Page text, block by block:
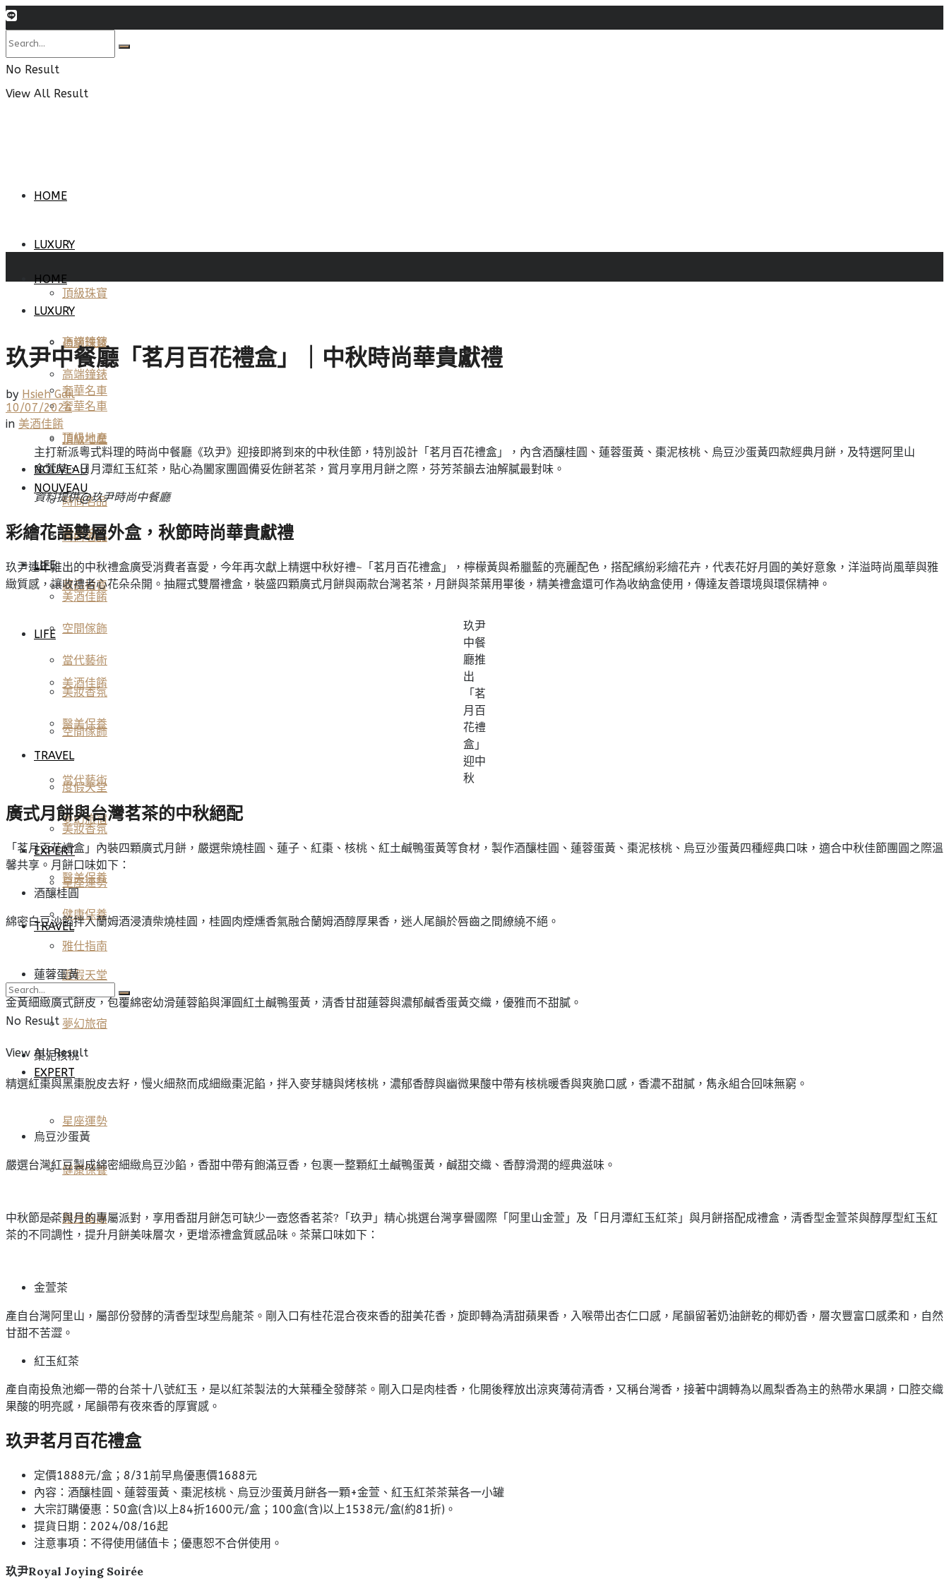
No Result
View All Result
HOME
LUXURY
頂級珠寶
高端鐘錶
奢華名車
頂級地產
NOUVEAU
時尚名品
藏品拍賣
LIFE
美酒佳餚
空間傢飾
當代藝術
美妝香氛
醫美保養
TRAVEL
度假天堂
夢幻旅宿
EXPERT
星座運勢
健康保養
雅仕指南
HOME
LUXURY
頂級珠寶
高端鐘錶
奢華名車
頂級地產
NOUVEAU
時尚名品
藏品拍賣
LIFE
美酒佳餚
空間傢飾
當代藝術
美妝香氛
醫美保養
TRAVEL
度假天堂
夢幻旅宿
EXPERT
星座運勢
健康保養
雅仕指南
No Result
View All Result
玖尹中餐廳「茗月百花禮盒」｜中秋時尚華貴獻禮
by Hsieh Gail
10/07/2024
in 美酒佳餚
主打新派粵式料理的時尚中餐廳《玖尹》迎接即將到來的中秋佳節，特別設計「茗月百花禮盒」，內含酒釀桂圓、蓮蓉蛋黃、棗泥核桃、烏豆沙蛋黃四款經典月餅，及特選阿里山
金萱茶、日月潭紅玉紅茶，貼心為闔家團圓備妥佐餅茗茶，賞月享用月餅之際，芬芳茶韻去油解膩最對味。
資料提供@玖尹時尚中餐廳
彩繪花語雙層外盒，秋節時尚華貴獻禮
玖尹連年推出的中秋禮盒廣受消費者喜愛，今年再次獻上精選中秋好禮~「茗月百花禮盒」，檸檬黃與希臘藍的亮麗配色，搭配繽紛彩繪花卉，代表花好月圓的美好意象，洋溢時尚風華與雅
緻質感，讓收禮者心花朵朵開。抽屜式雙層禮盒，裝盛四顆廣式月餅與兩款台灣茗茶，月餅與茶葉用畢後，精美禮盒還可作為收納盒使用，傳達友善環境與環保精神。
玖尹
中餐
廳推
出
「茗
月百
花禮
盒」
迎中
秋
廣式月餅與台灣茗茶的中秋絕配
「茗月百花禮盒」內裝四顆廣式月餅，嚴選柴燒桂圓、蓮子、紅棗、核桃、紅土鹹鴨蛋黃等食材，製作酒釀桂圓、蓮蓉蛋黃、棗泥核桃、烏豆沙蛋黃四種經典口味，適合中秋佳節團圓之際溫
馨共享。月餅口味如下：
酒釀桂圓
綿密白豆沙餡拌入蘭姆酒浸漬柴燒桂圓，桂圓肉煙燻香氣融合蘭姆酒醇厚果香，迷人尾韻於唇齒之間繚繞不絕。
蓮蓉蛋黃
金黃細緻廣式餅皮，包覆綿密幼滑蓮蓉餡與渾圓紅土鹹鴨蛋黃，清香甘甜蓮蓉與濃郁鹹香蛋黃交織，優雅而不甜膩。
棗泥核桃
精選紅棗與黑棗脫皮去籽，慢火細熬而成細緻棗泥餡，拌入麥芽糖與烤核桃，濃郁香醇與幽微果酸中帶有核桃暖香與爽脆口感，香濃不甜膩，雋永組合回味無窮。
烏豆沙蛋黃
嚴選台灣紅豆製成綿密細緻烏豆沙餡，香甜中帶有飽滿豆香，包裹一整顆紅土鹹鴨蛋黃，鹹甜交織、香醇滑潤的經典滋味。
中秋節是茶與月的專屬派對，享用香甜月餅怎可缺少一壺悠香茗茶?「玖尹」精心挑選台灣享譽國際「阿里山金萱」及「日月潭紅玉紅茶」與月餅搭配成禮盒，清香型金萱茶與醇厚型紅玉紅
茶的不同調性，提升月餅美味層次，更增添禮盒質感品味。茶葉口味如下：
金萱茶
產自台灣阿里山，屬部份發酵的清香型球型烏龍茶。剛入口有桂花混合夜來香的甜美花香，旋即轉為清甜蘋果香，入喉帶出杏仁口感，尾韻留著奶油餅乾的椰奶香，層次豐富口感柔和，自然
甘甜不苦澀。
紅玉紅茶
產自南投魚池鄉一帶的台茶十八號紅玉，是以紅茶製法的大葉種全發酵茶。剛入口是肉桂香，化開後釋放出涼爽薄荷清香，又稱台灣香，接著中調轉為以鳳梨香為主的熱帶水果調，口腔交織
果酸的明亮感，尾韻帶有夜來香的厚實感。
玖尹茗月百花禮盒
定價1888元/盒；8/31前早鳥優惠價1688元
內容：酒釀桂圓、蓮蓉蛋黃、棗泥核桃、烏豆沙蛋黃月餅各一顆+金萱、紅玉紅茶茶葉各一小罐
大宗訂購優惠：50盒(含)以上84折1600元/盒；100盒(含)以上1538元/盒(約81折)。
提貨日期：2024/08/16起
注意事項：不得使用儲值卡；優惠恕不合併使用。
玖尹Royal Joying Soirée